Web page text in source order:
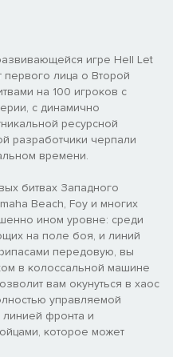
игре Hell Let
лица о Второй
на 100 игроков с
с динамично
ресурсной
разработчики черпали
времени.
битвах Западного
Beach, Foy и многих
ином уровне: среди
на поле боя, и линий
передовую, вы
в колоссальной машине
вам окунуться в хаос
управляемой
фронта и
которое может